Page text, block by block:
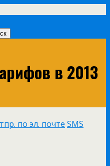
в 2013
по эл. почте SMS